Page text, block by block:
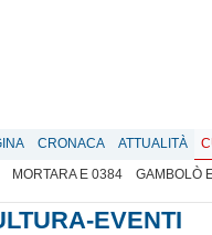
CRONACA ATTUALITÀ
MORTARA E 0384 GAMBOLÒ
EVENTI